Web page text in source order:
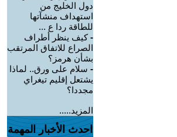
دول الخليج من
استهداف منشآتها
للطاقة ردا ع ...
-كيف ينظر أطراف
الصراع للاتفاق المرتقب
بشأن هرمز؟
- سلام على ورق.. لماذا
يشتعل إقليم تيغراي
مجددا؟
المزيد.....
احدث الأخبار المهمة